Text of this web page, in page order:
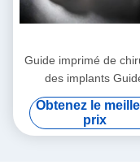
Guide imprimé de
des implants
professionnel de
dentaire
Obtenez le
prix